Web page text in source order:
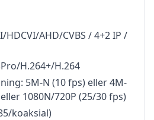
HDCVI/AHD/CVBS / 4+2 IP /
H.264+/H.264
5M-N (10 fps) eller 4M-
1080N/720P (25/30 fps)
koaksial)